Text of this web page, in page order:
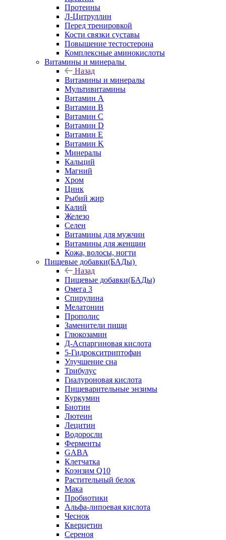
Протеины
Л-Цитруллин
Перед тренировкой
Кости связки суставы
Повышение тестостерона
Комплексные аминокислоты
Витамины и минералы
Назад
Витамины и минералы
Мультивитамины
Витамин A
Витамин B
Витамин C
Витамин D
Витамин E
Витамин K
Минералы
Кальций
Магний
Хром
Цинк
Рыбий жир
Калий
Железо
Селен
Витамины для мужчин
Витамины для женщин
Кожа, волосы, ногти
Пищевые добавки(БАДы)
Назад
Пищевые добавки(БАДы)
Омега 3
Спирулина
Мелатонин
Прополис
Заменители пищи
Глюкозамин
Д-Аспаргиновая кислота
5-Гидрокситриптофан
Улучшение сна
Трибулус
Гиалуроновая кислота
Пищеварительные энзимы
Куркумин
Биотин
Лютеин
Лецитин
Водоросли
Ферменты
GABA
Клетчатка
Коэнзим Q10
Растительный белок
Мака
Пробиотики
Альфа-липоевая кислота
Чеснок
Кверцетин
Сереноя